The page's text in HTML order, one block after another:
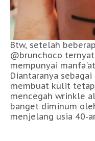
Btw, setelah
@brunchoco
mempunyai
Diantaranya
membuat kulit
mencegah wrinkle
banget diminum
menjelang usia 40-